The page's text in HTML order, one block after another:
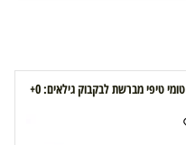
טומי טיפי מברשת לבקבוק גילאים: 0+